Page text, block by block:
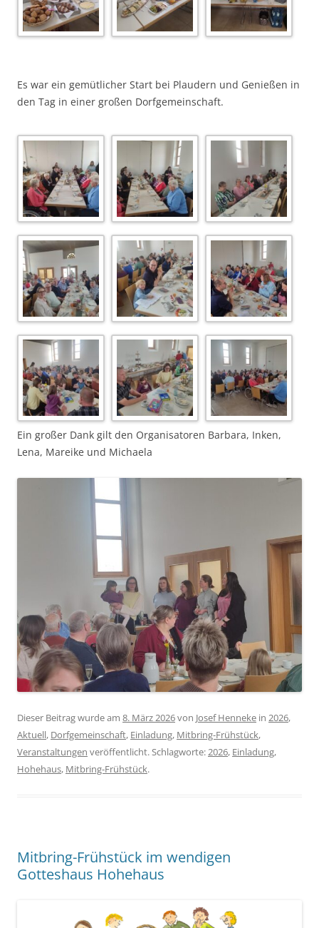
Es war ein gemütlicher Start bei Plaudern und Genießen in
den Tag in einer großen Dorfgemeinschaft.
Ein großer Dank gilt den Organisatoren Barbara, Inken,
Lena, Mareike und Michaela
Dieser Beitrag wurde am 8. März 2026von Josef Henneke in 2026,
Aktuell, Dorfgemeinschaft, Einladung, Mitbring-Frühstück,
Veranstaltungen veröffentlicht. Schlagworte:2026, Einladung,
Hohehaus, Mitbring-Frühstück.
Mitbring-Frühstück im wendigen
Gotteshaus Hohehaus